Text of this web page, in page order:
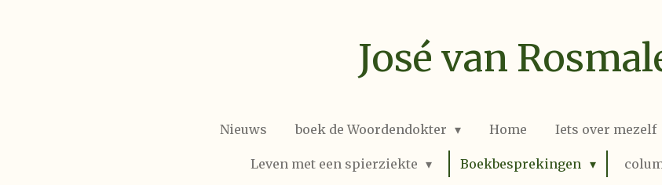
José van
Nieuws boek de Woordendokter Home Iets over mezelf
Leven met een spierziekte Boekbesprekingen